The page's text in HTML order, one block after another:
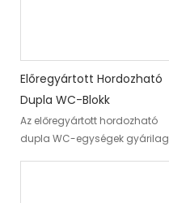
Előregyártott Hordozható
Dupla WC-Blokk
Az előregyártott hordozható
dupla WC-egységek gyárilag